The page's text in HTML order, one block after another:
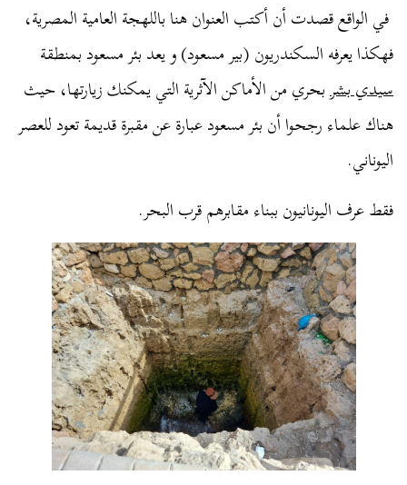
في الواقع قصدت أن أكتب العنوان هنا باللهجة العامية المصرية،
فهكذا يعرفه السكندريون (بير مسعود) و يعد بئر مسعود بمنطقة
سيدي بشربحري من الأماكن الآثرية التي يمكنك زيارتها، حيث
هناك علماء رجحوا أن بئر مسعود عبارة عن مقبرة قديمة تعود للعصر
اليوناني.
فقط عرف اليونانيون ببناء مقابرهم قرب البحر.